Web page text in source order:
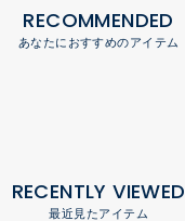
RECOMMENDED
あなたにおすすめのアイテム
RECENTLY VIEWED
最近見たアイテム